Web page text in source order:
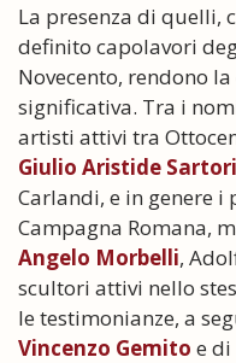
La presenza di quelli,
definito capolavori
Novecento, rendono
significativa. Tra i
artisti attivi tra
Giulio Aristide
Carlandi, e in genere i
Campagna Romana,
Angelo Morbelli,
scultori attivi nello
le testimonianze, a
Vincenzo Gemito e di